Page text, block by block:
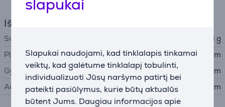
slapukai
Slapukai naudojami, kad tinklalapis tinkamai
veiktų, kad galėtume tinklalapį tobulinti,
individualizuoti Jūsų naršymo patirtį bei
pateikti pasiūlymus, kurie būtų aktualūs
būtent Jums. Daugiau informacijos apie
Išmatavimai
Svoris
1968 g
Plotis
29,85 cm
Gylis
13,4 cm
Aukštis
13,6 cm